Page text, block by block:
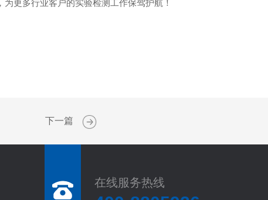
更多行业客户的实验检测工作保驾护航！
下一篇
在线服务热线